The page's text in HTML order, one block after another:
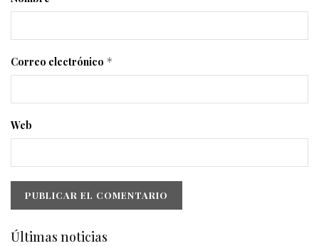
Correo electrónico *
Web
Últimas noticias